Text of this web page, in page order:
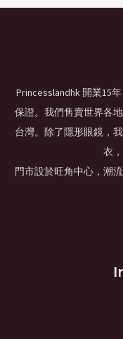
Princesslandhk 開業15
保證。我們售賣世界各
台灣。除了隱形眼鏡，
衣
門市設於旺角中心，潮